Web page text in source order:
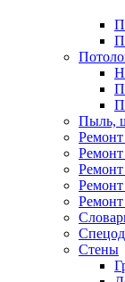
Пыль,
Ремонт
Ремонт
Стены